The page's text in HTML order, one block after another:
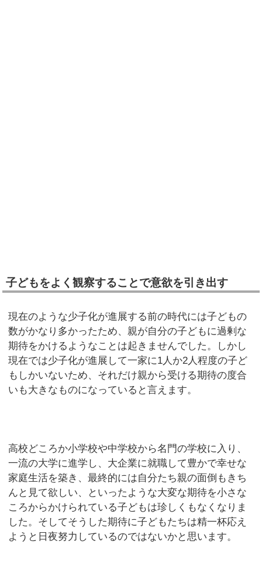
子どもをよく観察することで意欲を引き出す
現在のような少子化が進展する前の時代には子どもの
数がかなり多かったため、親が自分の子どもに過剰な
期待をかけるようなことは起きませんでした。しかし
現在では少子化が進展して一家に1人か2人程度の子ど
もしかいないため、それだけ親から受ける期待の度合
いも大きなものになっていると言えます。
高校どころか小学校や中学校から名門の学校に入り、
一流の大学に進学し、大企業に就職して豊かで幸せな
家庭生活を築き、最終的には自分たち親の面倒もきち
んと見て欲しい、といったような大変な期待を小さな
ころからかけられている子どもは珍しくもなくなりま
した。そしてそうした期待に子どもたちは精一杯応え
ようと日夜努力しているのではないかと思います。